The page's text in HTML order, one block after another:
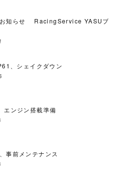
お知らせ RacingService YASUブ
、シェイクダウン
エンジン搭載準備
事前メンテナンス